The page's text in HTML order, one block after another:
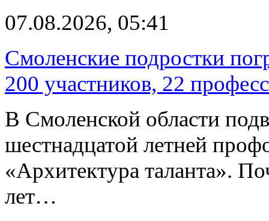
07.08.2026, 05:41
Смоленские подростки
200 участников, 22
В Смоленской области
шестнадцатой летней
«Архитектура таланта».
лет…